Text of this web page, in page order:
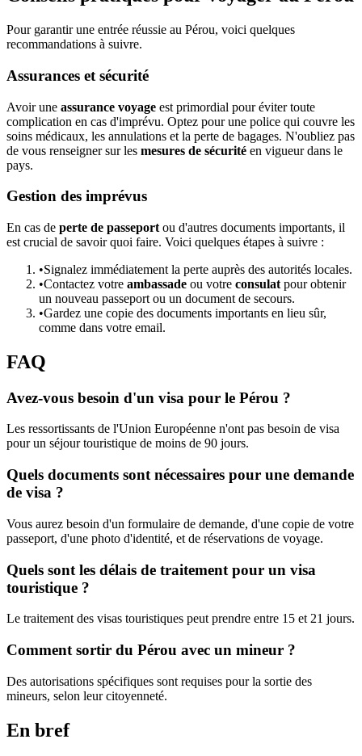
Pour garantir une entrée réussie au Pérou, voici quelques
recommandations à suivre.
Assurances et sécurité
Avoir une assurance voyage est primordial pour éviter toute
complication en cas d'imprévu. Optez pour une police qui couvre les
soins médicaux, les annulations et la perte de bagages. N'oubliez pas
de vous renseigner sur les mesures de sécurité en vigueur dans le
pays.
Gestion des imprévus
En cas de perte de passeport ou d'autres documents importants, il
est crucial de savoir quoi faire. Voici quelques étapes à suivre :
•Signalez immédiatement la perte auprès des autorités locales.
•Contactez votre ambassade ou votre consulat pour obtenir
un nouveau passeport ou un document de secours.
•Gardez une copie des documents importants en lieu sûr,
comme dans votre email.
FAQ
Avez-vous besoin d'un visa pour le Pérou ?
Les ressortissants de l'Union Européenne n'ont pas besoin de visa
pour un séjour touristique de moins de 90 jours.
Quels documents sont nécessaires pour une demande
de visa ?
Vous aurez besoin d'un formulaire de demande, d'une copie de votre
passeport, d'une photo d'identité, et de réservations de voyage.
Quels sont les délais de traitement pour un visa
touristique ?
Le traitement des visas touristiques peut prendre entre 15 et 21 jours.
Comment sortir du Pérou avec un mineur ?
Des autorisations spécifiques sont requises pour la sortie des
mineurs, selon leur citoyenneté.
En bref